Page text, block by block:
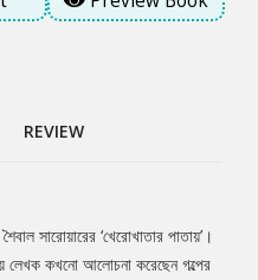
REVIEW
সারোয়ারের ‘খেরোখাতার পাতায়’।
লেখক কখনো আলোচনা করেছেন গল্পের